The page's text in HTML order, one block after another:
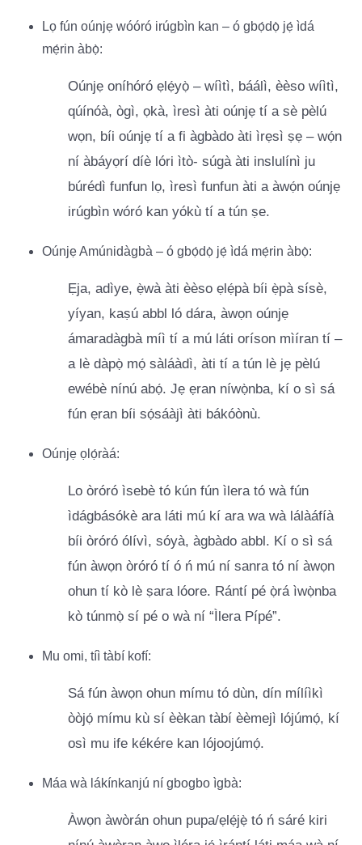
Lọ fún oúnjẹ wóóró irúgbìn kan – ó gbọ́dọ̀ jẹ́ ìdá
mẹ́rin àbọ̀:
Oúnjẹ oníhóró ẹlẹ́yọ̀ – wíìtì, báálì, èèso wíìtì,
qúínóà, ògì, ọkà, ìresì àti oúnjẹ tí a sè pèlú
wọn, bíi oúnjẹ tí a fi àgbàdo àti ìrẹsì ṣẹ – wọ́n
ní àbáyọrí díè lóri ìtò- súgà àti inslulínì ju
búrédì funfun lọ, ìresì funfun àti a àwọ́n oúnjẹ
irúgbìn wóró kan yókù tí a tún ṣe.
Oúnjẹ Amúnidàgbà – ó gbọ́dọ̀ jẹ́ ìdá mẹ́rin àbọ̀:
Ẹja, adìye, ẹ̀wà àti èèso ẹlẹ́pà bíi ẹ̀pà sísè,
yíyan, kaṣú abbl ló dára, àwọn oúnjẹ
ámaradàgbà míì tí a mú láti oríson mìíran tí –
a lè dàpọ̀ mọ́ sàláàdì, àti tí a tún lè jẹ pèlú
ewébè nínú abọ́. Jẹ ẹran níwọ̀nba, kí o sì sá
fún ẹran bíi sọ́sáàjì àti bákóònù.
Oúnjẹ ọlọ́ràá:
Lo òróró ìsebè tó kún fún ìlera tó wà fún
ìdágbásókè ara láti mú kí ara wa wà lálàáfíà
bíi òróró ólívì, sóyà, àgbàdo abbl. Kí o sì sá
fún àwọn òróró tí ó ń mú ní sanra tó ní àwọn
ohun tí kò lè ṣara lóore. Rántí pé ọ̀rá ìwọ̀nba
kò túnmọ̀ sí pé o wà ní “Ìlera Pípé”.
Mu omi, tíì tàbí kofí:
Sá fún àwọn ohun mímu tó dùn, dín mílíìkì
òòjọ́ mímu kù sí èèkan tàbí èèmejì lójúmọ́, kí
osì mu ife kékére kan lójoojúmọ́.
Máa wà lákínkanjú ní gbogbo ìgbà:
Àwọn àwòrán ohun pupa/ẹlẹ́jẹ̀ tó ń sáré kiri